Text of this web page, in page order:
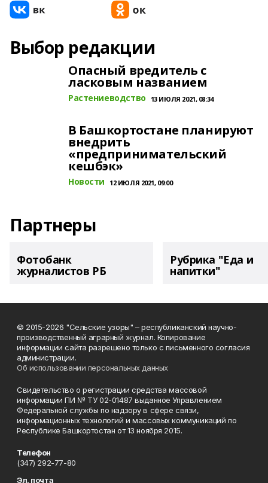
Выбор редакции
Опасный вредитель с
ласковым названием
Растениеводство 13 ИЮЛЯ 2021, 08:34
В Башкортостане планируют
внедрить
«предпринимательский
кешбэк»
Новости 12 ИЮЛЯ 2021, 09:00
Партнеры
Фотобанк
журналистов РБ
Рубрика "Еда и
напитки"
© 2015-2026 "Сельские узоры" – республиканский научно-
производственный аграрный журнал. Копирование
информации сайта разрешено только с письменного согласия
администрации.
Об использовании персональных данных
Свидетельство о регистрации средства массовой
информации ПИ № ТУ 02-01487 выданное Управлением
Федеральной службы по надзору в сфере связи,
информационных технологий и массовых коммуникаций по
Республике Башкортостан от 13 ноября 2015.
Телефон
(347) 292-77-80
Эл. почта